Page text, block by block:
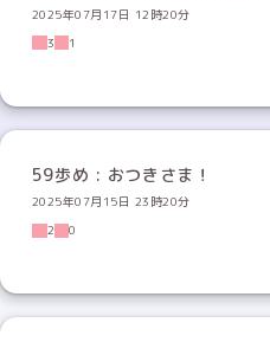
2025年07月17日 12時20分
3
1
59歩め : おつきさま！
2025年07月15日 23時20分
2
0